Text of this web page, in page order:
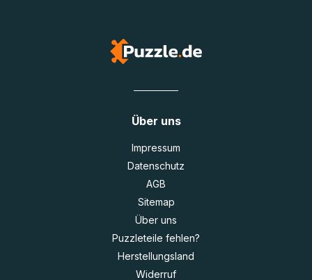
Über uns
Impressum
Datenschutz
AGB
Sitemap
Über uns
Puzzleteile fehlen?
Herstellungsland
Widerruf